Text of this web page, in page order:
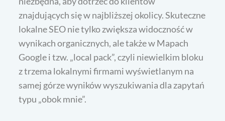
znajdujących się w najbliższej okolicy. Skuteczne
lokalne SEO nie tylko zwiększa widoczność w
wynikach organicznych, ale także w Mapach
Google i tzw. „local pack”, czyli niewielkim bloku
z trzema lokalnymi firmami wyświetlanym na
samej górze wyników wyszukiwania dla zapytań
typu „obok mnie”.